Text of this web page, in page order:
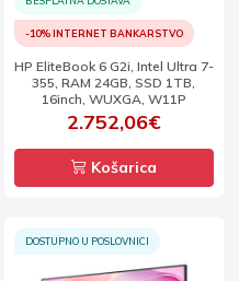
-10% INTERNET BANKARSTVO
HP EliteBook 6 G2i, Intel Ultra 7-
355, RAM 24GB, SSD 1TB,
16inch, WUXGA, W11P
2.752,06€
Košarica
DOSTUPNO U POSLOVNICI